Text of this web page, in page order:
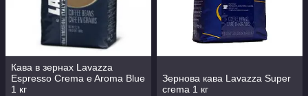
Кава в зернах Lavazza
Espresso Crema e Aroma Blue
1 кг
Зернова кава Lavazza Super
crema 1 кг